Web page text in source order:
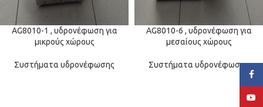
AG8010-1 , υδρονέφωση για
μικρούς χώρους
Συστήματα υδρονέφωσης
AG8010-6 , υδρονέφωση για
μεσαίους χώρους
Συστήματα υδρονέφωσης